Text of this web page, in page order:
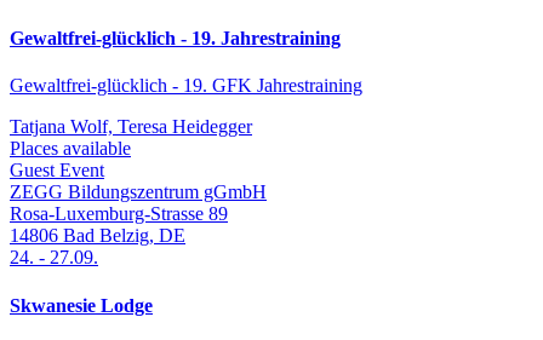
Gewaltfrei-glücklich - 19. Jahrestraining
Gewaltfrei-glücklich - 19. GFK Jahrestraining
Tatjana Wolf, Teresa Heidegger
Places available
Guest Event
ZEGG Bildungszentrum gGmbH
Rosa-Luxemburg-Strasse 89
14806 Bad Belzig, DE
24. - 27.09.
Skwanesie Lodge